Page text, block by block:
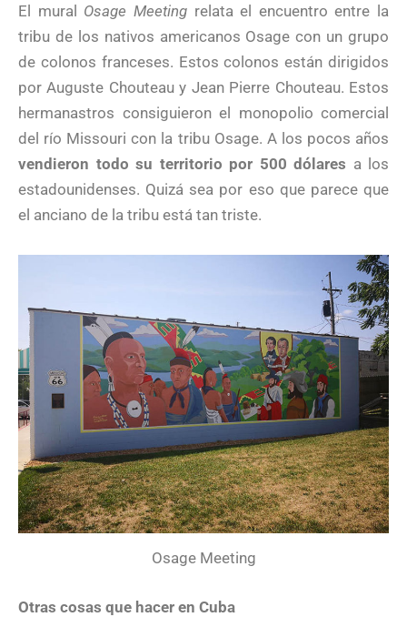
El mural Osage Meetingrelata el encuentro entre la
tribu de los nativos americanos Osage con un grupo
de colonos franceses. Estos colonos están dirigidos
por Auguste Chouteau y Jean Pierre Chouteau. Estos
hermanastros consiguieron el monopolio comercial
del río Missouri con la tribu Osage. A los pocos años
vendieron todo su territorio por 500 dólares a los
estadounidenses. Quizá sea por eso que parece que
el anciano de la tribu está tan triste.
Osage Meeting
Otras cosas que hacer en Cuba